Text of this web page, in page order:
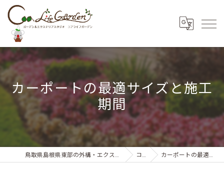
カーポートの最適サイズと施工
期間
鳥取県島根県東部の外構・エクステリアならコアライフガーデン コラム カーポートの最適サイズと施工期間